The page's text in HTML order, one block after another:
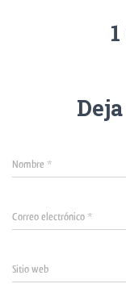
Nombre *
Correo electrónico *
Sitio web